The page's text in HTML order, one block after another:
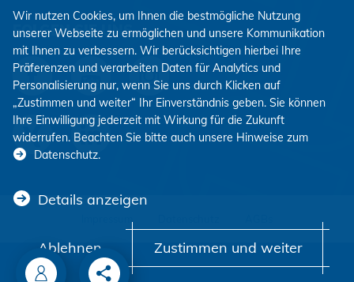
FOLGEN SIE UNS
Impressum
Wir nutzen Cookies, um Ihnen die bestmögliche Nutzung
unserer Webseite zu ermöglichen und unsere Kommunikation
mit Ihnen zu verbessern. Wir berücksichtigen hierbei Ihre
Präferenzen und verarbeiten Daten für Analytics und
Personalisierung nur, wenn Sie uns durch Klicken auf
„Zustimmen und weiter“ Ihr Einverständnis geben. Sie können
Ihre Einwilligung jederzeit mit Wirkung für die Zukunft
widerrufen. Beachten Sie bitte auch unsere Hinweise zum
Datenschutz.
Details anzeigen
Ablehnen Zustimmen und weiter